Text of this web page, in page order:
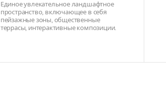
Единое увлекательное ландшафтное
пространство, включающее в себя
пейзажные зоны, общественные
террасы, интерактивные композиции.